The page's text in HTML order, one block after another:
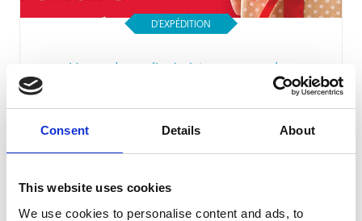
Consent Details About
This website uses cookies
We use cookies to personalise content and ads, to
D’EXPÉDITION